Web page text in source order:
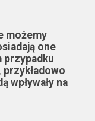
możemy
one
przypadku
wpływały na